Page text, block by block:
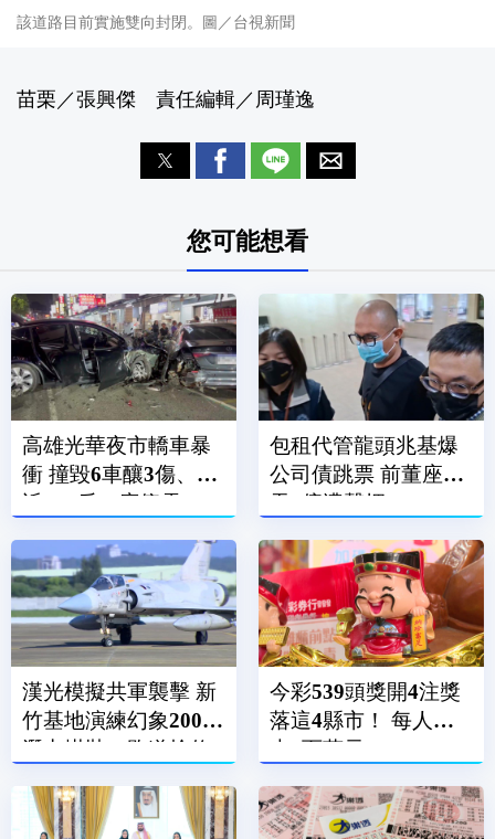
該道路目前實施雙向封閉。圖／台視新聞
苗栗／張興傑 責任編輯／周瑾逸
您可能想看
高雄光華夜市轎車暴
衝 撞毀6車釀3傷、附
近600戶一度停電
包租代管龍頭兆基爆
公司債跳票 前董座涉
吞7億遭聲押
漢光模擬共軍襲擊 新
竹基地演練幻象2000
潛力掛裝、跑道搶修
今彩539頭獎開4注獎
落這4縣市！ 每人抱
走6百萬元